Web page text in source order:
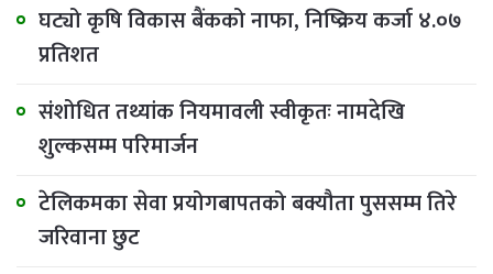
घट्यो कृषि विकास बैंकको नाफा, निष्क्रिय कर्जा ४.०७
प्रतिशत
संशोधित तथ्यांक नियमावली स्वीकृतः नामदेखि
शुल्कसम्म परिमार्जन
टेलिकमका सेवा प्रयोगबापतको बक्यौता पुससम्म तिरे
जरिवाना छुट